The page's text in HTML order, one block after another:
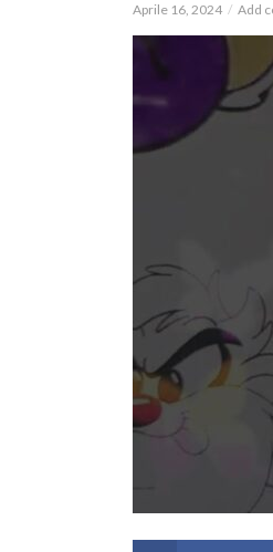
Aprile 16, 2024 Add